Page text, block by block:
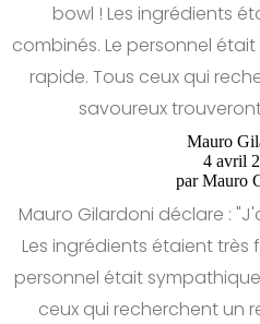
bowl ! Les ingrédients
combinés. Le personnel
rapide. Tous ceux qui
savoureux
Mauro
4 avril
parMauro
Mauro Gilardoni déclare :
Les ingrédients étaient très
personnel était
ceux qui recherchent un